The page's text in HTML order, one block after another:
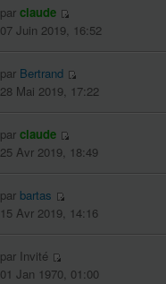
parclaude
07 Juin 2019, 16:52
par Bertrand
28 Mai 2019, 17:22
parclaude
25 Avr 2019, 18:49
par bartas
15 Avr 2019, 14:16
par Invité
01 Jan 1970, 01:00